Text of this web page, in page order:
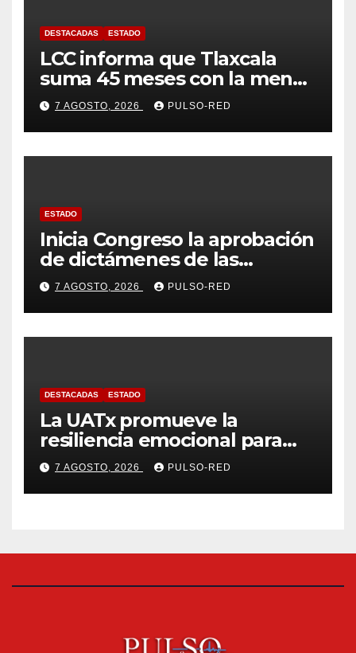
DESTACADAS ESTADO
LCC informa que Tlaxcala
suma 45 meses con la menor
tasa de delitos en el país
7 AGOSTO, 2026 PULSO-RED
ESTADO
Inicia Congreso la aprobación
de dictámenes de las
cuentas públicas de entes
fiscalizables del ejercicio
fiscal 2025
7 AGOSTO, 2026 PULSO-RED
DESTACADAS ESTADO
La UATx promueve la
resiliencia emocional para
fortalecer salud y bienestar
de estudiantes y docentes
7 AGOSTO, 2026 PULSO-RED